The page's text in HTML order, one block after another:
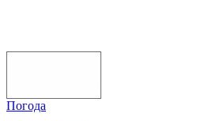
Погода